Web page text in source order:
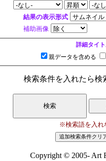
結果の表示形式
補助画像
詳細タイ
親データを含める
検索条件を入れたら検
※検索語を入れ
Copyright © 2005- Art